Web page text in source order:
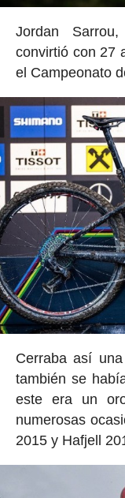
Jordan
convirtió con 27
el Campeonato
Cerraba así
también se
este era un
numerosas
2015 y Hafjell